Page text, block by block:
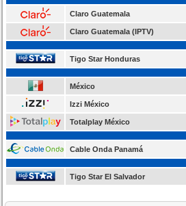
Claro Guatemala
Claro Guatemala (IPTV)
Tigo Star Honduras
México
Izzi México
Totalplay México
Cable Onda Panamá
Tigo Star El Salvador